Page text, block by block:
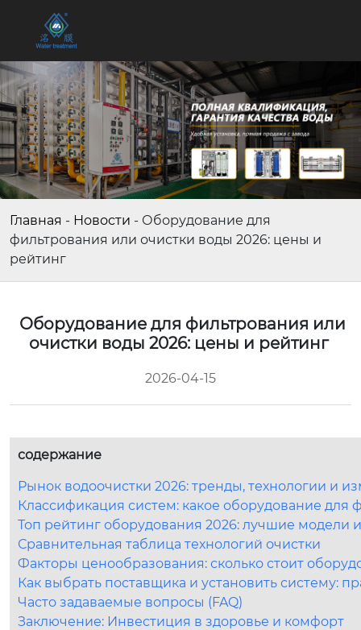
Главная - Новости - Оборудование для
фильтрования или очистки воды 2026: цены и
рейтинг
Оборудование для фильтрования или
очистки воды 2026: цены и рейтинг
2026-04-15
содержание
Рынок водоочистки 2026: тренды, технологии и
Классификация систем: какое оборудование для
Топ рейтинг оборудования 2026: лучшие модели
Сравнительная таблица технологий очистки
Факторы ценообразования: сколько стоит
Как выбрать поставщика и установить систему:
Часто задаваемые вопросы (FAQ)
Заключение: Инвестиция в здоровье и комфорт